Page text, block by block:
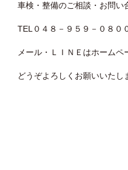
車検・整備のご相談・お問い
TEL０４８－９５９－０８０
メール・ＬＩＮＥはホームペ
どうぞよろしくお願いいたし